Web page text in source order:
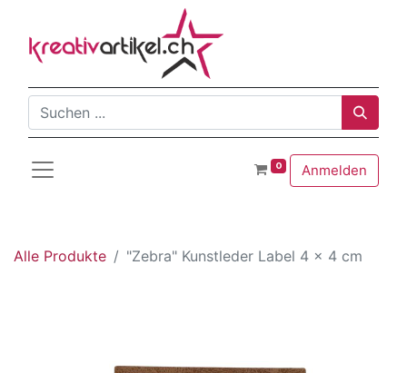
0 Anmelden
Alle Produkte "Zebra" Kunstleder Label 4 x 4 cm